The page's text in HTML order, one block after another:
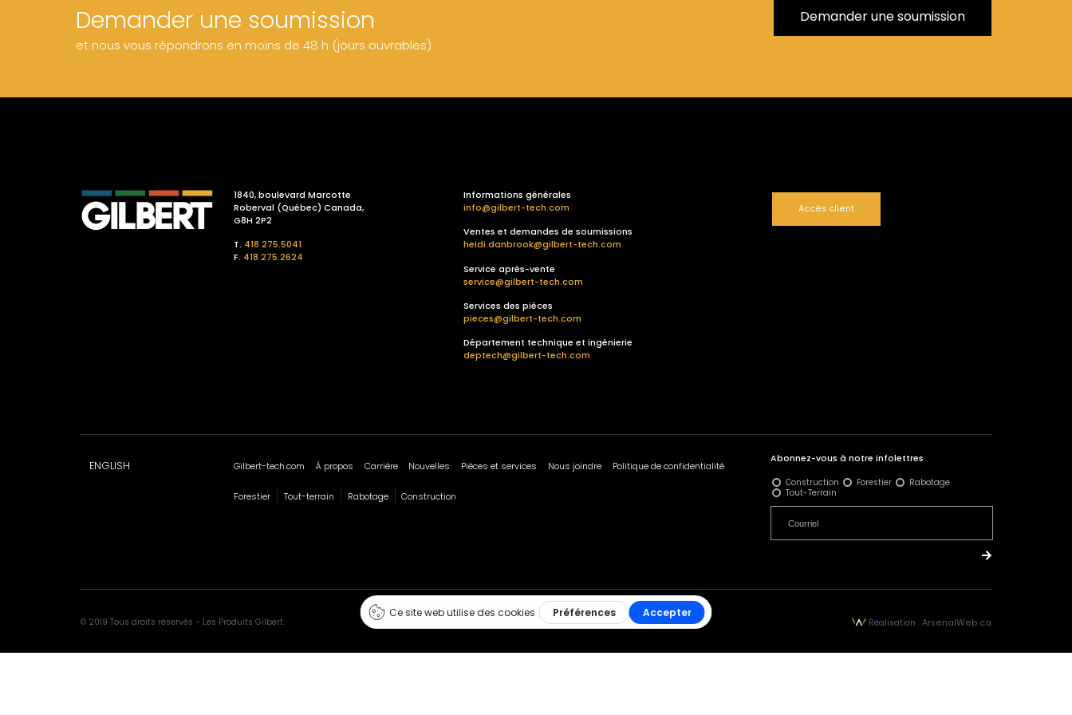
Demander une soumission
et nous vous répondrons en moins de 48 h (jours ouvrables)
Demander une soumission
1840, boulevard Marcotte
Roberval (Québec) Canada,
G8H 2P2
T. 418 275.5041
F. 418 275.2624
Informations générales
info@gilbert-tech.com
Ventes et demandes de soumissions
heidi.danbrook@gilbert-tech.com
Service après-vente
service@gilbert-tech.com
Services des pièces
pieces@gilbert-tech.com
Département technique et ingénierie
deptech@gilbert-tech.com
Accès client
ENGLISH Gilbert-tech.com À propos Carrière Nouvelles Pièces et services Nous joindre Politique de confidentialité
Forestier Tout-terrain Rabotage Construction
Abonnez-vous à notre infolettres
Construction Forestier
Rabotage
Tout-Terrain
© 2019 Tous droits réservés - Les Produits Gilbert. Réalisation :ArsenalWeb.ca